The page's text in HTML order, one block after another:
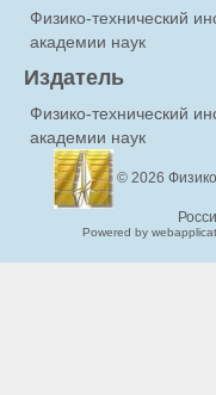
Физико-технический
академии наук
Издатель
Физико-технический
академии наук
© 2026
Powered by